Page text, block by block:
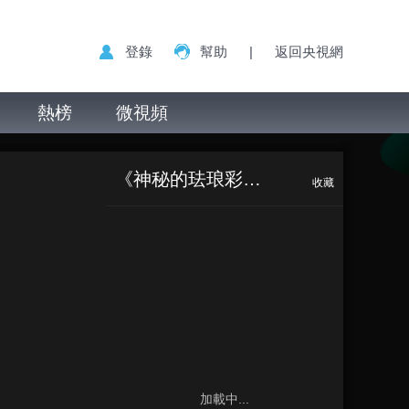
登錄 幫助 | 返回央視網
熱榜 微視頻
《神秘的珐琅彩瓷器》 收藏
加載中...